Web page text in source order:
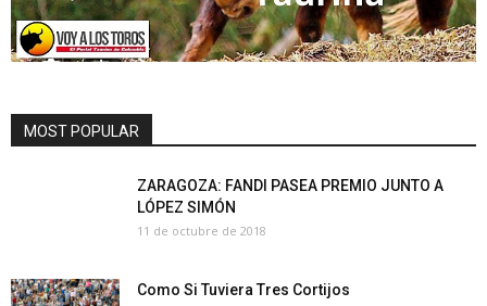
MOST POPULAR
ZARAGOZA: FANDI PASEA PREMIO JUNTO A
LÓPEZ SIMÓN
11 de octubre de 2018
Como Si Tuviera Tres Cortijos